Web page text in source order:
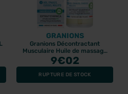
GRANIONS
Granions Décontractant
Musculaire Huile de massage
arnica 100ml
9€02
RUPTURE DE STOCK